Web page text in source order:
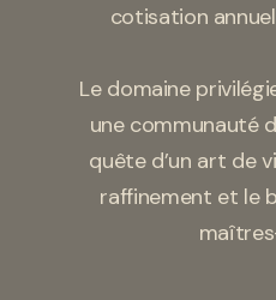
cotisation
Le domaine
une communauté
quête d’un art de
raffinement et le